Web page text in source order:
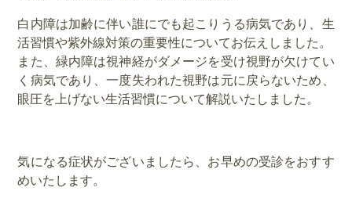
白内障は加齢に伴い誰にでも起こりうる病気であり、生
活習慣や紫外線対策の重要性についてお伝えしました。
また、緑内障は視神経がダメージを受け視野が欠けてい
く病気であり、一度失われた視野は元に戻らないため、
眼圧を上げない生活習慣について解説いたしました。
気になる症状がございましたら、お早めの受診をおすす
めいたします。